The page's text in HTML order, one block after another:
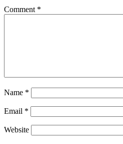
Comment *
Name *
Email *
Website